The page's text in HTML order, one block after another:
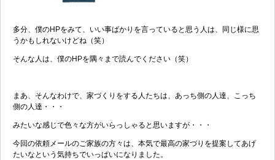
多分、僕のHPをみて、いい事ばかりを言っていると思う人は、同じ様に思
うかもしれないけどね（笑）
そんな人は、僕のHPを隅々まで読んでください（笑）
まあ、そんなわけで、家づくりをする人たちは、あっち側の人達、こっち
側の人達・・・
みたいな感じで色々な方がいらっしゃると思いますが・・・
今回の依頼メールのご家族の方々は、本気で最高の家づりを提案してあげ
たいなという気持ちでいっぱいになりました。